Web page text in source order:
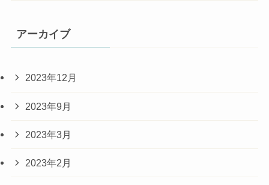
アーカイブ
2023年12月
2023年9月
2023年3月
2023年2月